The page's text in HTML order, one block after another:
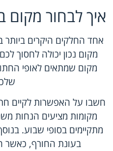
איך לבחור
אחד החלקים היקרים
מקום נכון יכולה לחסוך
מקום שמתאים לאופי
חשבו על האפשרות לקיים
מקומות מציעים הנחות
מתקיימים בסופי שבוע.
בעונת החורף, כאשר